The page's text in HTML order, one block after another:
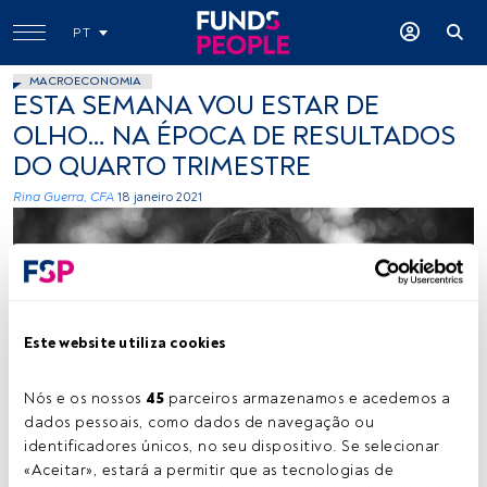
Este website utiliza cookies
Nós e os nossos 45 parceiros armazenamos e acedemos a
dados pessoais, como dados de navegação ou
identificadores únicos, no seu dispositivo. Se selecionar
«Aceitar», estará a permitir que as tecnologias de
PT
MACROECONOMIA
ESTA SEMANA VOU ESTAR DE
OLHO… NA ÉPOCA DE RESULTADOS
DO QUARTO TRIMESTRE
Rina Guerra, CFA 18 janeiro 2021
Rina Guerra. Créditos: Cedida (Miguel Baltazar)
Tempo de leitura:2 min.